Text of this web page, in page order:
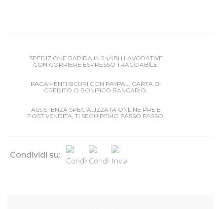
SPEDIZIONE RAPIDA IN 24/48H LAVORATIVE
CON CORRIERE ESPRESSO TRACCIABILE.
PAGAMENTI SICURI CON PAYPAL, CARTA DI
CREDITO O BONIFICO BANCARIO.
ASSISTENZA SPECIALIZZATA ONLINE PRE E
POST VENDITA, TI SEGUIREMO PASSO PASSO.
Condividi su: